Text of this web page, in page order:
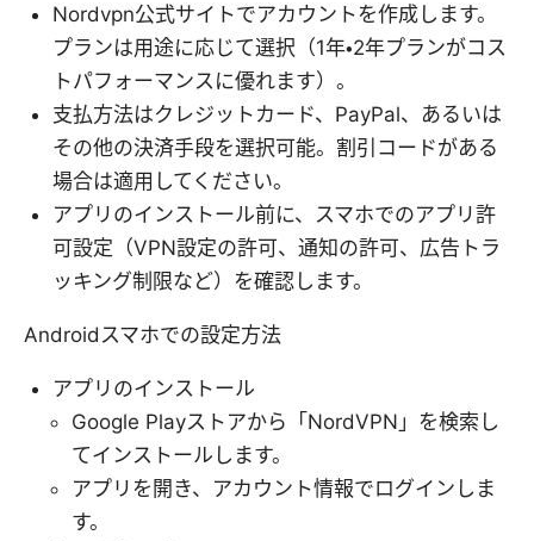
Nordvpn公式サイトでアカウントを作成します。
プランは用途に応じて選択（1年・2年プランがコス
トパフォーマンスに優れます）。
支払方法はクレジットカード、PayPal、あるいは
その他の決済手段を選択可能。割引コードがある
場合は適用してください。
アプリのインストール前に、スマホでのアプリ許
可設定（VPN設定の許可、通知の許可、広告トラ
ッキング制限など）を確認します。
Androidスマホでの設定方法
アプリのインストール
Google Playストアから「NordVPN」を検索し
てインストールします。
アプリを開き、アカウント情報でログインしま
す。